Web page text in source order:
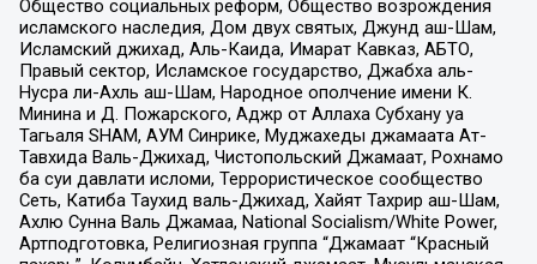
Общество социальных реформ, Общество возрождения
исламского наследия, Дом двух святых, Джунд аш-Шам,
Исламский джихад, Аль-Каида, Имарат Кавказ, АБТО,
Правый сектор, Исламское государство, Джабха аль-
Нусра ли-Ахль аш-Шам, Народное ополчение имени К.
Минина и Д. Пожарского, Аджр от Аллаха Субхану уа
Тагьаля SHAM, АУМ Синрике, Муджахеды джамаата Ат-
Тавхида Валь-Джихад, Чистопольский Джамаат, Рохнамо
ба суи давлати исломи, Террористическое сообщество
Сеть, Катиба Таухид валь-Джихад, Хайят Тахрир аш-Шам,
Ахлю Сунна Валь Джамаа, National Socialism/White Power,
Артподготовка, Религиозная группа “Джамаат “Красный